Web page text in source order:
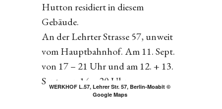
Hutton residiert in diesem
Gebäude.
An der Lehrter Strasse 57, unweit
vom Hauptbahnhof. Am 11. Sept.
von 17 – 21 Uhr und am 12. + 13.
Sept. von 14 – 20 Uhr.
WERKHOF L.57, Lehrer Str. 57, Berlin-Moabit ©
Google Maps